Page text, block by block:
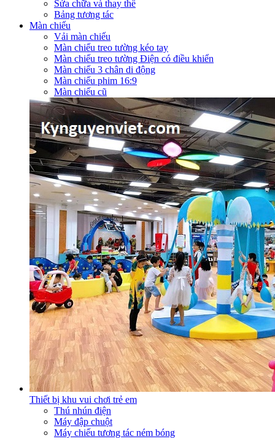
Sửa chữa và thay thế
Bảng tương tác
Màn chiếu
Vải màn chiếu
Màn chiếu treo tường kéo tay
Màn chiếu treo tường Điện có điều khiển
Màn chiếu 3 chân di động
Màn chiếu phim 16:9
Màn chiếu cũ
Thiết bị khu vui chơi trẻ em
Thú nhún điện
Máy đập chuột
Máy chiếu tương tác ném bóng